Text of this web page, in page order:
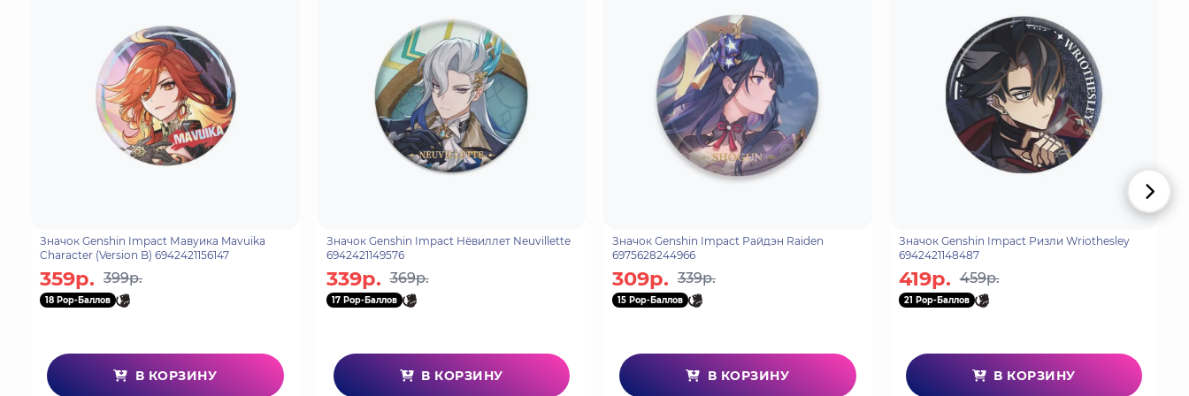
Значок Genshin Impact Мавуика Mavuika
Character (Version B) 6942421156147
359р. 399р.
18 Pop-Баллов
В КОРЗИНУ
Значок Genshin Impact Нёвиллет Neuvillette
6942421149576
339р. 369р.
17 Pop-Баллов
В КОРЗИНУ
Значок Genshin Impact Райдэн Raiden
6975628244966
309р. 339р.
15 Pop-Баллов
В КОРЗИНУ
Значок Genshin Impact Ризли Wriothesley
6942421148487
419р. 459р.
21 Pop-Баллов
В КОРЗИНУ